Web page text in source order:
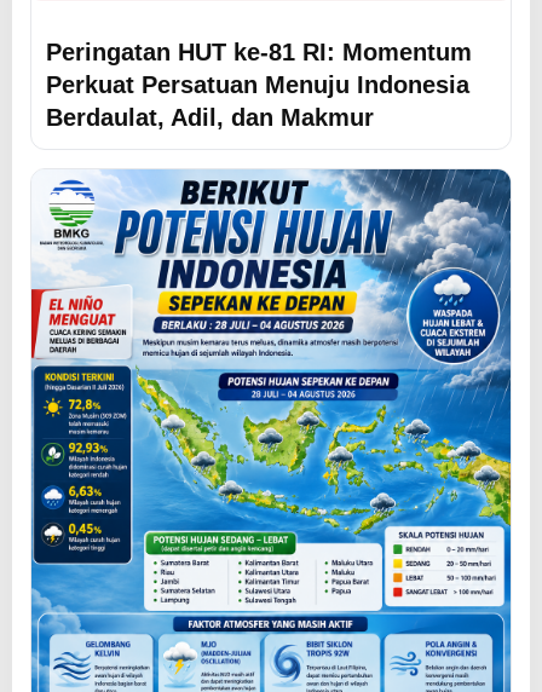
Peringatan HUT ke-81 RI: Momentum
Perkuat Persatuan Menuju Indonesia
Berdaulat, Adil, dan Makmur